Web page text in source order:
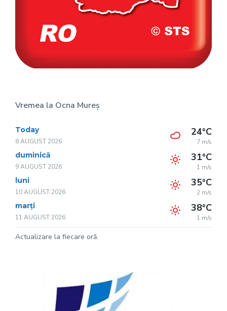
Vremea la Ocna Mureș
Today
8 AUGUST 2026
24°C
7 m/s
duminică
9 AUGUST 2026
31°C
1 m/s
luni
10 AUGUST 2026
35°C
2 m/s
marți
11 AUGUST 2026
38°C
1 m/s
Actualizare la fiecare oră.